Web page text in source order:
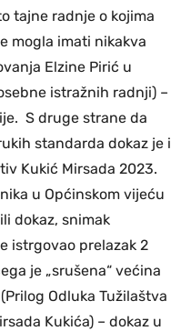
tajne radnje o kojima
mogla imati nikakva
Elzine Pirić u
istražnih radnji) –
S druge strane da
standarda dokaz je i
Kukić Mirsada 2023.
u Općinskom vijeću
dokaz, snimak
istrgovao prelazak 2
je „srušena“ većina
Odluka Tužilaštva
Kukića) – dokaz u